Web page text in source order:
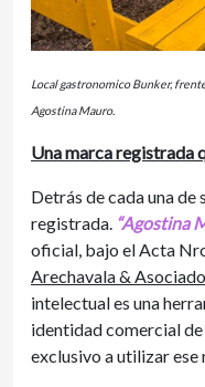
Local gastronomico Bunker,
Agostina Mauro.
Una marca registrada
Detrás de cada una de
registrada. “Agostina
oficial, bajo el Acta
Arechavala &
intelectual es una
identidad comercial
exclusivo a utilizar ese